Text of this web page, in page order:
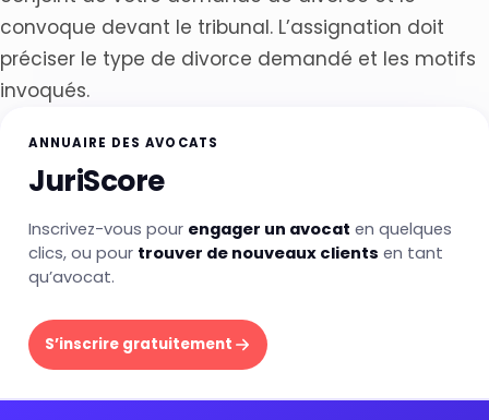
convoque devant le tribunal. L’assignation doit
préciser le type de divorce demandé et les motifs
invoqués.
ANNUAIRE DES AVOCATS
JuriScore
Inscrivez-vous pour engager un avocat en quelques
clics, ou pour trouver de nouveaux clients en tant
qu’avocat.
S’inscrire gratuitement